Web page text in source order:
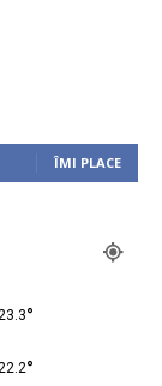
ÎMI PLACE
°
°